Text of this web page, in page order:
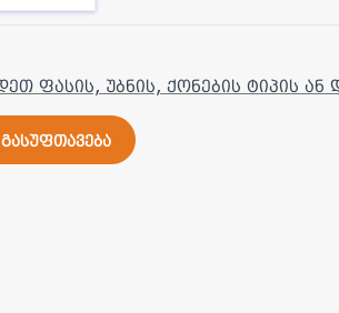
ფასის, უბნის, ქონების ტიპის ან